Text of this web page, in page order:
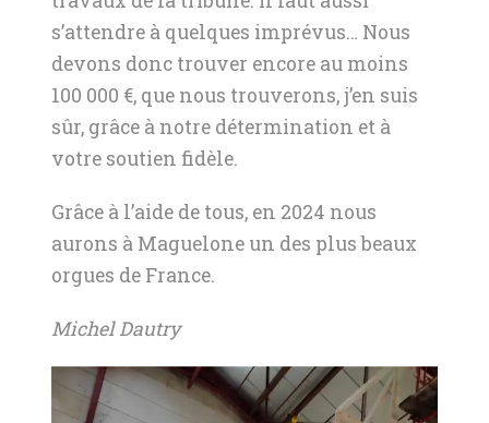
s’attendre à quelques imprévus… Nous
devons donc trouver encore au moins
100 000 €, que nous trouverons, j’en suis
sûr, grâce à notre détermination et à
votre soutien fidèle.
Grâce à l’aide de tous, en 2024 nous
aurons à Maguelone un des plus beaux
orgues de France.
Michel Dautry